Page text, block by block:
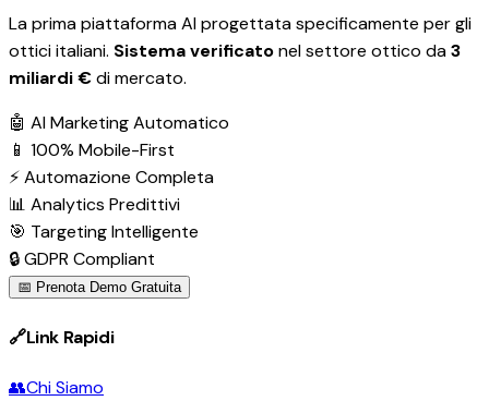
La prima piattaforma AI progettata specificamente per gli
ottici italiani. Sistema verificatonel settore ottico da3
miliardi €di mercato.
🤖 AI Marketing Automatico
📱 100% Mobile-First
⚡ Automazione Completa
📊 Analytics Predittivi
🎯 Targeting Intelligente
🔒 GDPR Compliant
📅 Prenota Demo Gratuita
🔗Link Rapidi
👥Chi Siamo